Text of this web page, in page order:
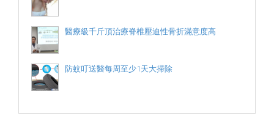
醫療級千斤頂治療脊椎壓迫性骨折滿意度高
防蚊叮送醫每周至少1天大掃除